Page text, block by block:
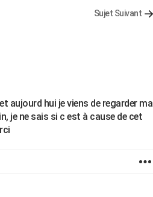
Sujet Suivant
aujourd hui je viens de regarder ma
je ne sais si c est à cause de cet